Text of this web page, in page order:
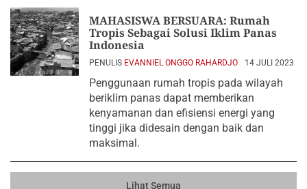
MAHASISWA BERSUARA: Rumah
Tropis Sebagai Solusi Iklim Panas
Indonesia
PENULIS EVANNIEL ONGGO RAHARDJO 14 JULI 2023
Penggunaan rumah tropis pada wilayah
beriklim panas dapat memberikan
kenyamanan dan efisiensi energi yang
tinggi jika didesain dengan baik dan
maksimal.
Lihat Semua